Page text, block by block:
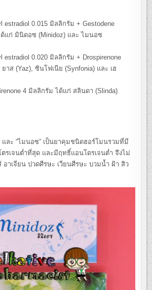
estradiol 0.015 มิลลิกรัม + Gestodene
แก่ มินิดอซ (Minidoz) และ ไมนอซ
estradiol 0.020 มิลลิกรัม + Drospirenone
าส (Yaz), ซินโฟเนีย (Synfonia) และ เฮ
4 มิลลิกรัม ได้แก่ สลินดา (Slinda)
มนอซ” เป็นยาคุมชนิดฮอร์โมนรวมที่มี
รเจนต่ำที่สุด และมีฤทธิ์แอนโดรเจนต่ำ จึงไม่
าเจียน ปวดศีรษะ เวียนศีรษะ บวมน้ำ ฝ้า สิว